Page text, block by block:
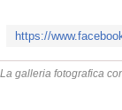
La galleria fotografica